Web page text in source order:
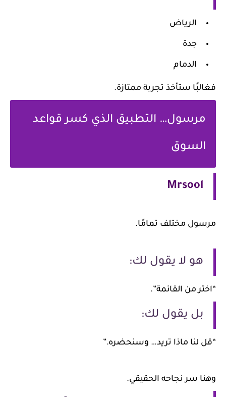
الرياض
جدة
الدمام
ستأخذ تجربة ممتازة.
مرسول… التطبيق الذي كسر قواعد
السوق
Mrsool
مختلف تمامًا.
هو لا يقول لك:
من القائمة”.
بل يقول لك:
لنا ماذا تريد… وسنحضره.”
سر نجاحه الحقيقي.